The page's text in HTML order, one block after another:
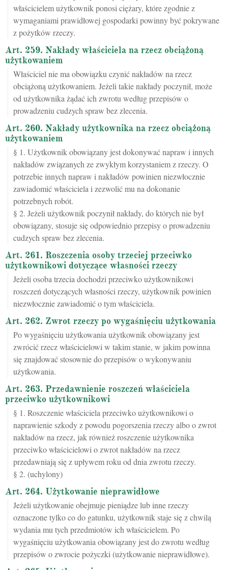
właścicielem użytkownik ponosi ciężary, które zgodnie z
wymaganiami prawidłowej gospodarki powinny być pokrywane
z pożytków rzeczy.
Art. 259. Nakłady właściciela na rzecz obciążoną
użytkowaniem
Właściciel nie ma obowiązku czynić nakładów na rzecz
obciążoną użytkowaniem. Jeżeli takie nakłady poczynił, może
od użytkownika żądać ich zwrotu według przepisów o
prowadzeniu cudzych spraw bez zlecenia.
Art. 260. Nakłady użytkownika na rzecz obciążoną
użytkowaniem
§ 1. Użytkownik obowiązany jest dokonywać napraw i innych
nakładów związanych ze zwykłym korzystaniem z rzeczy. O
potrzebie innych napraw i nakładów powinien niezwłocznie
zawiadomić właściciela i zezwolić mu na dokonanie
potrzebnych robót.
§ 2. Jeżeli użytkownik poczynił nakłady, do których nie był
obowiązany, stosuje się odpowiednio przepisy o prowadzeniu
cudzych spraw bez zlecenia.
Art. 261. Roszczenia osoby trzeciej przeciwko
użytkownikowi dotyczące własności rzeczy
Jeżeli osoba trzecia dochodzi przeciwko użytkownikowi
roszczeń dotyczących własności rzeczy, użytkownik powinien
niezwłocznie zawiadomić o tym właściciela.
Art. 262. Zwrot rzeczy po wygaśnięciu użytkowania
Po wygaśnięciu użytkowania użytkownik obowiązany jest
zwrócić rzecz właścicielowi w takim stanie, w jakim powinna
się znajdować stosownie do przepisów o wykonywaniu
użytkowania.
Art. 263. Przedawnienie roszczeń właściciela
przeciwko użytkownikowi
§ 1. Roszczenie właściciela przeciwko użytkownikowi o
naprawienie szkody z powodu pogorszenia rzeczy albo o zwrot
nakładów na rzecz, jak również roszczenie użytkownika
przeciwko właścicielowi o zwrot nakładów na rzecz
przedawniają się z upływem roku od dnia zwrotu rzeczy.
§ 2. (uchylony)
Art. 264. Użytkowanie nieprawidłowe
Jeżeli użytkowanie obejmuje pieniądze lub inne rzeczy
oznaczone tylko co do gatunku, użytkownik staje się z chwilą
wydania mu tych przedmiotów ich właścicielem. Po
wygaśnięciu użytkowania obowiązany jest do zwrotu według
przepisów o zwrocie pożyczki (użytkowanie nieprawidłowe).